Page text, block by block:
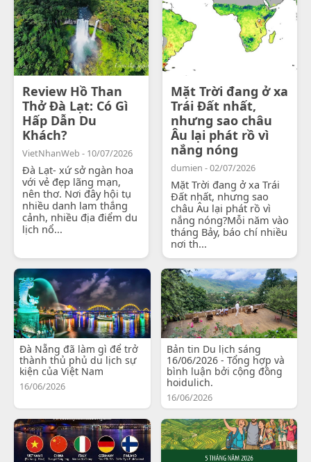
Review Hồ Than
Thở Đà Lạt: Có Gì
Hấp Dẫn Du
Khách?
VietNhanWeb - 10/07/2026
Đà Lạt- xứ sở ngàn hoa
với vẻ đẹp lãng mạn,
nên thơ. Nơi đây hội tụ
nhiều danh lam thắng
cảnh, nhiều địa điểm du
lịch nổ...
Mặt Trời đang ở xa
Trái Đất nhất,
nhưng sao châu
Âu lại phát rồ vì
nắng nóng
dumien - 02/07/2026
Mặt Trời đang ở xa Trái
Đất nhất, nhưng sao
châu Âu lại phát rồ vì
nắng nóng?Mỗi năm vào
tháng Bảy, báo chí nhiều
nơi th...
Đà Nẵng đã làm gì để trở
thành thủ phủ du lịch sự
kiện của Việt Nam
16/06/2026
Bản tin Du lịch sáng
16/06/2026 - Tổng hợp và
bình luận bởi cộng đồng
hoidulich.
16/06/2026